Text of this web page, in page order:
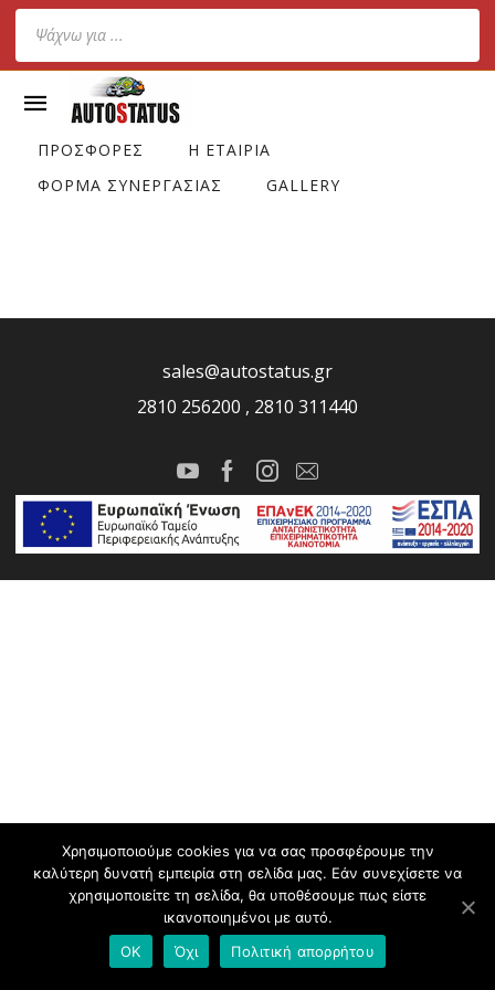
Products
search
ΠΡΟΣΦΟΡΕΣ
Η ΕΤΑΙΡΙΑ
ΦΟΡΜΑ ΣΥΝΕΡΓΑΣΙΑΣ
GALLERY
sales@autostatus.gr
2810 256200 , 2810 311440
Χρησιμοποιούμε cookies για να σας προσφέρουμε την
καλύτερη δυνατή εμπειρία στη σελίδα μας. Εάν συνεχίσετε να
χρησιμοποιείτε τη σελίδα, θα υποθέσουμε πως είστε
ικανοποιημένοι με αυτό.
OK
Όχι Πολιτική απορρήτου